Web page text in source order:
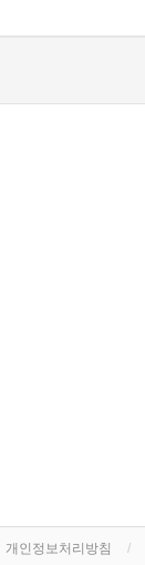
개인정보처리방침